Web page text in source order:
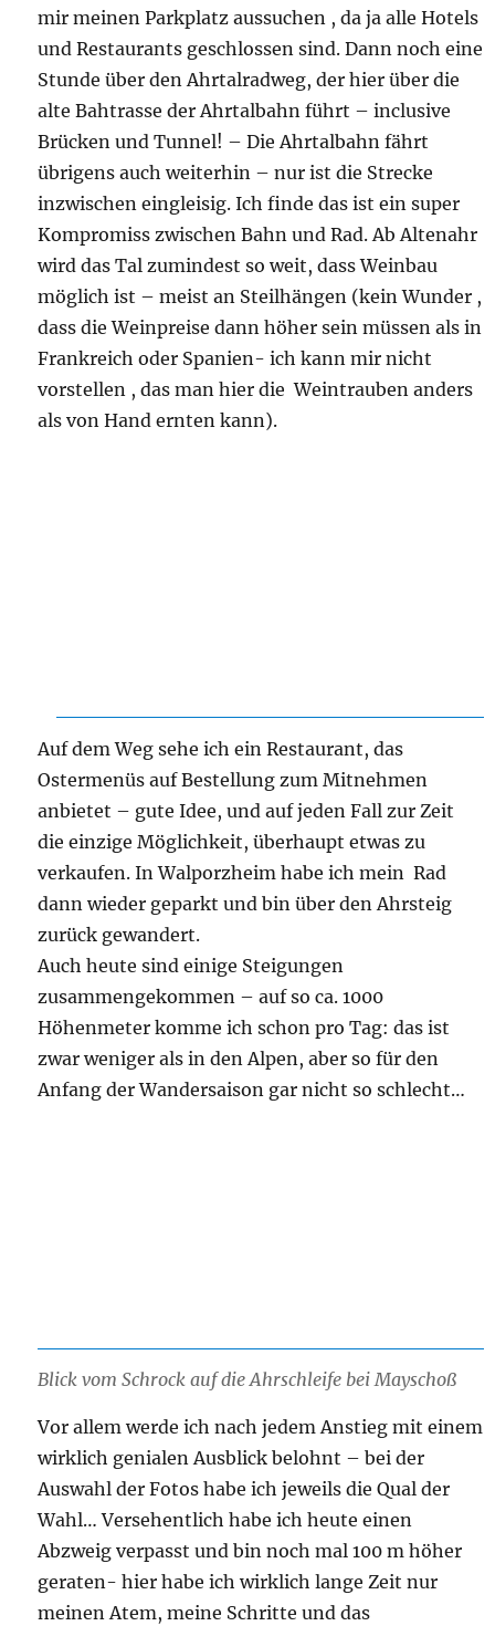
mir meinen Parkplatz aussuchen , da ja alle Hotels
und Restaurants geschlossen sind. Dann noch eine
Stunde über den Ahrtalradweg, der hier über die
alte Bahtrasse der Ahrtalbahn führt – inclusive
Brücken und Tunnel! – Die Ahrtalbahn fährt
übrigens auch weiterhin – nur ist die Strecke
inzwischen eingleisig. Ich finde das ist ein super
Kompromiss zwischen Bahn und Rad. Ab Altenahr
wird das Tal zumindest so weit, dass Weinbau
möglich ist – meist an Steilhängen (kein Wunder ,
dass die Weinpreise dann höher sein müssen als in
Frankreich oder Spanien- ich kann mir nicht
vorstellen , das man hier die Weintrauben anders
als von Hand ernten kann).
Auf dem Weg sehe ich ein Restaurant, das
Ostermenüs auf Bestellung zum Mitnehmen
anbietet – gute Idee, und auf jeden Fall zur Zeit
die einzige Möglichkeit, überhaupt etwas zu
verkaufen. In Walporzheim habe ich mein Rad
dann wieder geparkt und bin über den Ahrsteig
zurück gewandert.
Auch heute sind einige Steigungen
zusammengekommen – auf so ca. 1000
Höhenmeter komme ich schon pro Tag: das ist
zwar weniger als in den Alpen, aber so für den
Anfang der Wandersaison gar nicht so schlecht…
Blick vom Schrock auf die Ahrschleife bei Mayschoß
Vor allem werde ich nach jedem Anstieg mit einem
wirklich genialen Ausblick belohnt – bei der
Auswahl der Fotos habe ich jeweils die Qual der
Wahl… Versehentlich habe ich heute einen
Abzweig verpasst und bin noch mal 100 m höher
geraten- hier habe ich wirklich lange Zeit nur
meinen Atem, meine Schritte und das